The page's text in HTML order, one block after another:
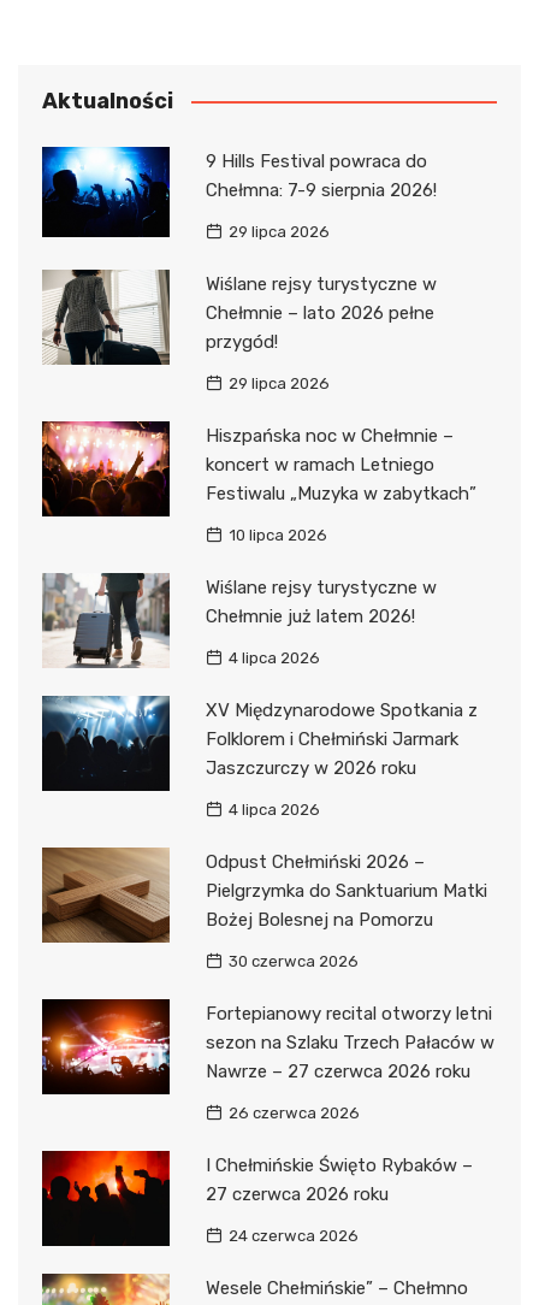
Aktualności
9 Hills Festival powraca do
Chełmna: 7-9 sierpnia 2026!
29 lipca 2026
Wiślane rejsy turystyczne w
Chełmnie – lato 2026 pełne
przygód!
29 lipca 2026
Hiszpańska noc w Chełmnie –
koncert w ramach Letniego
Festiwalu „Muzyka w zabytkach”
10 lipca 2026
Wiślane rejsy turystyczne w
Chełmnie już latem 2026!
4 lipca 2026
XV Międzynarodowe Spotkania z
Folklorem i Chełmiński Jarmark
Jaszczurczy w 2026 roku
4 lipca 2026
Odpust Chełmiński 2026 –
Pielgrzymka do Sanktuarium Matki
Bożej Bolesnej na Pomorzu
30 czerwca 2026
Fortepianowy recital otworzy letni
sezon na Szlaku Trzech Pałaców w
Nawrze – 27 czerwca 2026 roku
26 czerwca 2026
I Chełmińskie Święto Rybaków –
27 czerwca 2026 roku
24 czerwca 2026
Wesele Chełmińskie” – Chełmno